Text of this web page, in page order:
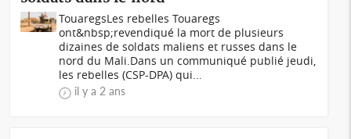
TouaregsLes rebelles Touaregs
ont&nbsp;revendiqué la mort de plusieurs
dizaines de soldats maliens et russes dans le
nord du Mali.Dans un communiqué publié jeudi,
les rebelles (CSP-DPA) qui...
il y a 2 ans